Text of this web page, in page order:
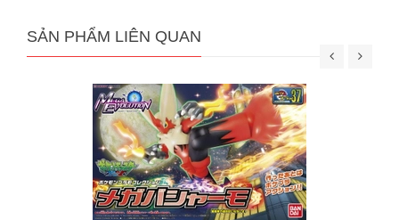
SẢN PHẨM LIÊN QUAN